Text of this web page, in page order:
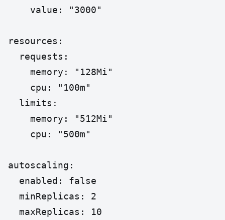
    value: "3000"
resources:
  requests:
    memory: "128Mi"
    cpu: "100m"
  limits:
    memory: "512Mi"
    cpu: "500m"
autoscaling:
  enabled: false
  minReplicas: 2
  maxReplicas: 10